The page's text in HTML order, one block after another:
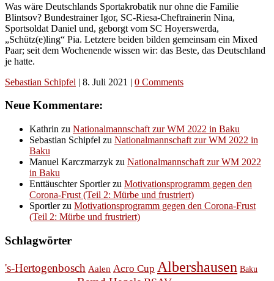
Was wäre Deutschlands Sportakrobatik nur ohne die Familie
Blintsov? Bundestrainer Igor, SC-Riesa-Cheftrainerin Nina,
Sportsoldat Daniel und, geborgt vom SC Hoyerswerda,
„Schütz(e)ling“ Pia. Letztere beiden bilden gemeinsam ein Mixed
Paar; seit dem Wochenende wissen wir: das Beste, das Deutschland
je hatte.
Sebastian Schipfel | 8. Juli 2021 | 0 Comments
Neue Kommentare:
Kathrin zu Nationalmannschaft zur WM 2022 in Baku
Sebastian Schipfel zu Nationalmannschaft zur WM 2022 in
Baku
Manuel Karczmarzyk zu Nationalmannschaft zur WM 2022
in Baku
Enttäuschter Sportlerzu Motivationsprogramm gegen den
Corona-Frust (Teil 2: Mürbe und frustriert)
Sportlerzu Motivationsprogramm gegen den Corona-Frust
(Teil 2: Mürbe und frustriert)
Schlagwörter
's-Hertogenbosch Aalen Acro Cup Albershausen Baku